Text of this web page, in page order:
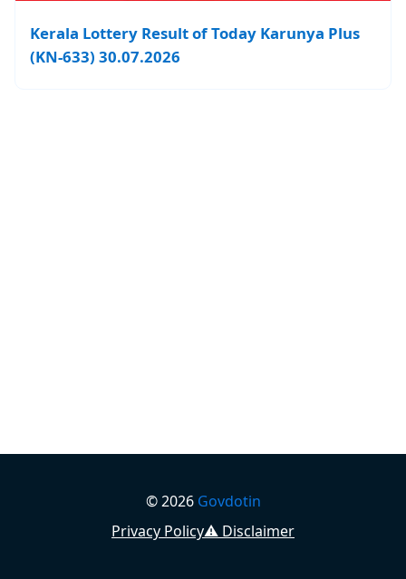
Kerala Lottery Result of Today Karunya Plus
(KN-633) 30.07.2026
©2026 Govdotin
Privacy Policy⚠️ Disclaimer